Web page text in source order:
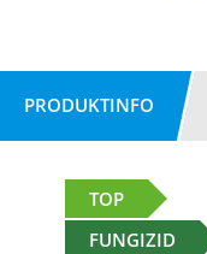
PRODUKTINFO
TOP
FUNGIZID